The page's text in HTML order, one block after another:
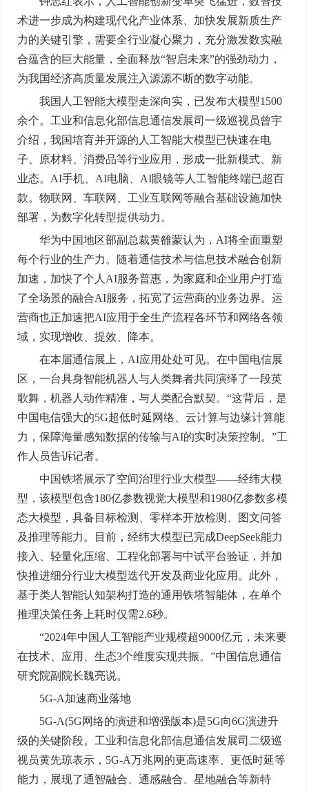
术进一步成为构建现代化产业体系、加快发展新质生产
力的关键引擎，需要全行业凝心聚力，充分激发数实融
合蕴含的巨大能量，全面释放“智启未来”的强劲动力，
为我国经济高质量发展注入源源不断的数字动能。
我国人工智能大模型走深向实，已发布大模型1500
余个。工业和信息化部信息通信发展司一级巡视员曾宇
介绍，我国培育并开源的人工智能大模型已快速在电
子、原材料、消费品等行业应用，形成一批新模式、新
业态。AI手机、AI电脑、AI眼镜等人工智能终端已超百
款。物联网、车联网、工业互联网等融合基础设施加快
部署，为数字化转型提供动力。
华为中国地区部副总裁黄雒蒙认为，AI将全面重塑
每个行业的生产力。随着通信技术与信息技术融合创新
加速，加快了个人AI服务普惠，为家庭和企业用户打造
了全场景的融合AI服务，拓宽了运营商的业务边界。运
营商也正加速把AI应用于全生产流程各环节和网络各领
域，实现增收、提效、降本。
在本届通信展上，AI应用处处可见。在中国电信展
区，一台具身智能机器人与人类舞者共同演绎了一段英
歌舞，机器人动作精准，与人类配合默契。“这背后，是
中国电信强大的5G超低时延网络、云计算与边缘计算能
力，保障海量感知数据的传输与AI的实时决策控制。”工
作人员告诉记者。
中国铁塔展示了空间治理行业大模型——经纬大模
型，该模型包含180亿参数视觉大模型和1980亿参数多模
态大模型，具备目标检测、零样本开放检测、图文问答
及推理等能力。目前，经纬大模型已完成DeepSeek能力
接入、轻量化压缩、工程化部署与中试平台验证，并加
快推进细分行业大模型迭代开发及商业化应用。此外，
基于类人智能认知架构打造的通用铁塔智能体，在单个
推理决策任务上耗时仅需2.6秒。
“2024年中国人工智能产业规模超9000亿元，未来要
在技术、应用、生态3个维度实现共振。”中国信息通信
研究院副院长魏亮说。
5G-A加速商业落地
5G-A(5G网络的演进和增强版本)是5G向6G演进升
级的关键阶段。工业和信息化部信息通信发展司二级巡
视员黄先琼表示，5G-A万兆网的更高速率、更低时延等
能力，展现了通智融合、通感融合、星地融合等新特